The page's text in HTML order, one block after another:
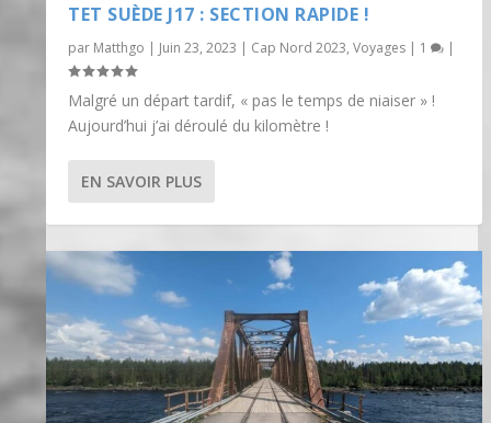
TET SUÈDE J17 : SECTION RAPIDE !
par Matthgo | Juin 23, 2023 | Cap Nord 2023,Voyages | 1 |
Malgré un départ tardif, « pas le temps de niaiser » !
Aujourd’hui j’ai déroulé du kilomètre !
EN SAVOIR PLUS